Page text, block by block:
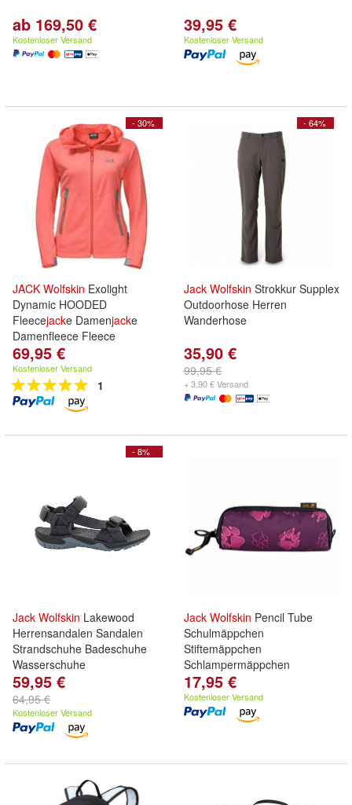
ab 169,50 €
Kostenloser Versand
39,95 €
Kostenloser Versand
- 30%
JACK Wolfskin Exolight
Dynamic HOODED
Fleecejacke Damenjacke
Damenfleece Fleece
69,95 €
Kostenloser Versand
1
- 64%
Jack Wolfskin Strokkur Supplex
Outdoorhose Herren
Wanderhose
35,90 €
99,95 €
+ 3,90 € Versand
- 8%
Jack Wolfskin Lakewood
Herrensandalen Sandalen
Strandschuhe Badeschuhe
Wasserschuhe
59,95 €
64,95 €
Kostenloser Versand
Jack Wolfskin Pencil Tube
Schulmäppchen
Stiftemäppchen
Schlampermäppchen
17,95 €
Kostenloser Versand